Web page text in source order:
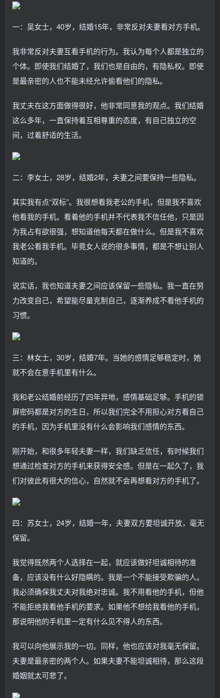
一：吴女士，40岁，结婚15年，非常反对夫妻看对方手机。
我非常反对夫妻互看手机的行为。我认为每个人都是独立的
个体。即使我们结婚了，我们也是自由的，有隐私权。即使
是最亲密的人也不能未经允许偷看他们的隐私。
我丈夫在这方面做得很好，他非常同意我的观点。我们结婚
这么多年，一直保持着互相尊重的态度，有自己独立的空
间，过着舒适的生活。
二：李女士，28岁，结婚2年，夫妻之间要保持一些隐私。
其实我有点“双标”。我很想看我老公的手机，但是我不喜欢
他看我的手机。看着他的手机并不代表我不信任他，只是因
为我占有欲很强，想知道他每天都在做什么。但是我不喜欢
我老公看我手机。毕竟女人说的很多事情，都是不想让别人
知道的。
说实话，我也知道夫妻之间应该保留一些隐私。我一直在努
力改变自己，希望能尽量克制自己，逐渐养成不看他手机的
习惯。
三：林女士，30岁，结婚7年。当她的感情足够稳定时，她
就不会在意手机里有什么。
我和老公结婚前经历了四年异地，感情基础足够。手机的锁
屏密码都是对方的生日，所以我们完全不用担心对方看自己
的手机，因为手机里没有什么会影响我们感情的东西。
刚开始，和很多年轻夫妻一样，我们缺乏信任，有时候我们
想通过检查对方的手机来获得安全感。但是在一起久了，我
们对彼此有很大的信心，自然就不会再想看对方的手机了。
四：苏女士，24岁，结婚一年，夫妻双方要坦诚开放，毫无
保留。
我觉得既然两个人选择在一起，就应该做好坦诚相待的准
备，应该没有什么好隐瞒的。我是一个不能接受欺骗的人。
我必须确保我丈夫对我绝对忠诚。我不用看他的手机，但他
不能拒绝我看他手机的要求。如果他不想给我看他的手机，
那说明他的手机里一定有什么见不得人的东西。
我可以向他展示我的一切。同样，他也应该对我毫无保留。
夫妻是最亲密的两个人。如果夫妻不能坦诚相待，那么这段
婚姻就太可悲了。